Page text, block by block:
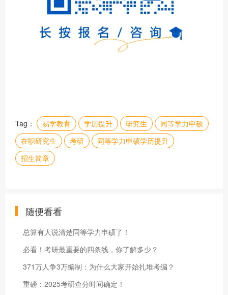
Tag： 易学教育 学历提升 研究生
同等学力申硕
在职研究生
考研
同等学力申硕学历提升
招生简章
随便看看
总算有人说清楚同等学力申硕了！
必看！考研最重要的四条线，你了解多少？
371万人争3万编制：为什么大家开始扎堆考编？
重磅：2025考研查分时间确定！